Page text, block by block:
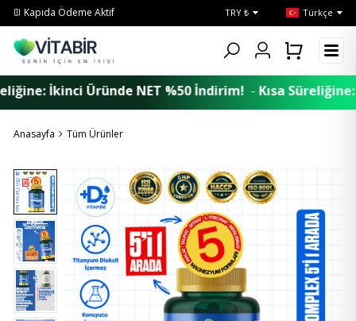
Tüm Ürünlerde Ücretsiz Kargo TRY ₺ Türkçe
Üründe NET %50 İndirim!-Kısa Süreliğine: İkinci
Anasayfa Tüm Ürünler